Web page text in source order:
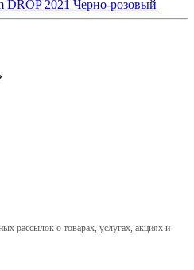
DROP 2021 Черно-розовый
рассылок о товарах, услугах, акциях и